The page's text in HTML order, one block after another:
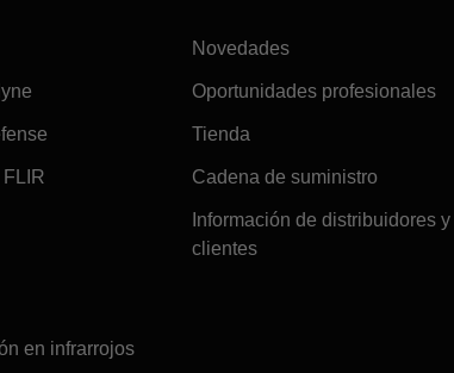
en infrarrojos
Novedades
Oportunidades profesionales
Tienda
Cadena de suministro
Información de distribuidores y
clientes